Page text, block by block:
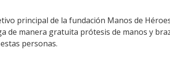
principal de la fundación Manos de
de manera gratuita prótesis de manos y
personas.